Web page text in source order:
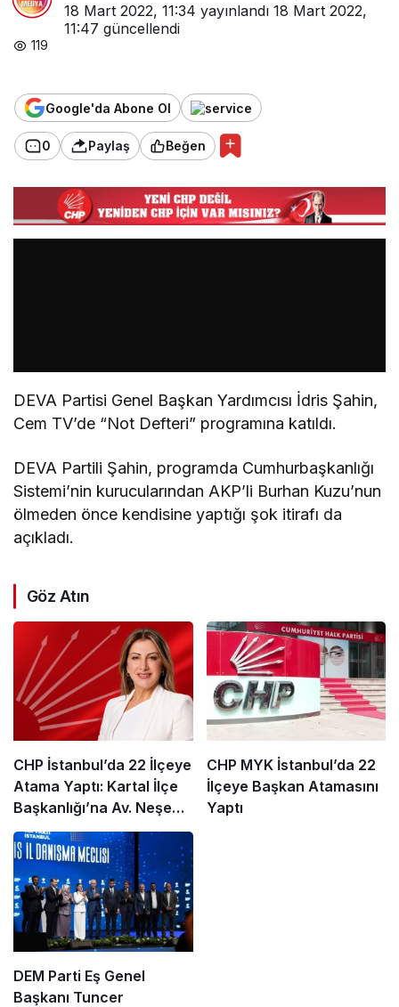
18 Mart 2022, 11:34 yayınlandı 18 Mart 2022,
11:47 güncellendi
119
Google'da Abone Ol
0 Paylaş Beğen
DEVA Partisi Genel Başkan Yardımcısı İdris Şahin,
Cem TV’de “Not Defteri” programına katıldı.
DEVA Partili Şahin, programda Cumhurbaşkanlığı
Sistemi’nin kurucularından AKP’li Burhan Kuzu’nun
ölmeden önce kendisine yaptığı şok itirafı da
açıkladı.
Göz Atın
CHP İstanbul’da 22 İlçeye
Atama Yaptı: Kartal İlçe
Başkanlığı’na Av. Neşe
Büklü Getirildi
CHP MYK İstanbul’da 22
İlçeye Başkan Atamasını
Yaptı
DEM Parti Eş Genel
Başkanı Tuncer